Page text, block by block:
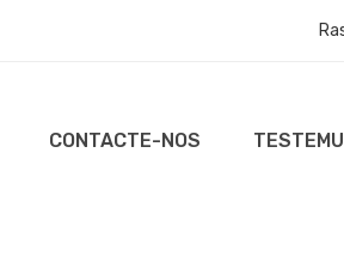
CONTACTE-NOS